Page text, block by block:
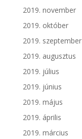
2019. november
2019. október
2019. szeptember
2019. augusztus
2019. július
2019. június
2019. május
2019. április
2019. március